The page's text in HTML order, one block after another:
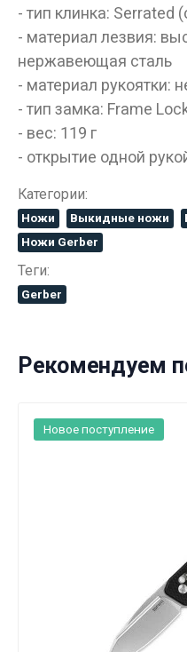
- тип клинка: Serrated
- материал лезвия:
нержавеющая сталь
- материал рукоятки:
- тип замка: Frame
- вес: 119 г
- открытие одной
Категории:
Ножи Выкидные ножи
Ножи Gerber
Теги:
Gerber
Рекомендуем
Новое поступление